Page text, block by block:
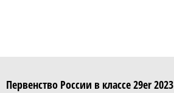
Первенство России в классе 29er 2023